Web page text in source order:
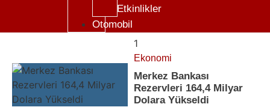
Etkinlikler
Otomobil
1
Ekonomi
Merkez Bankası
Rezervleri 164,4 Milyar
Dolara Yükseldi